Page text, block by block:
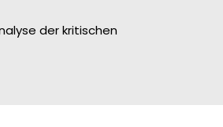
der kritischen